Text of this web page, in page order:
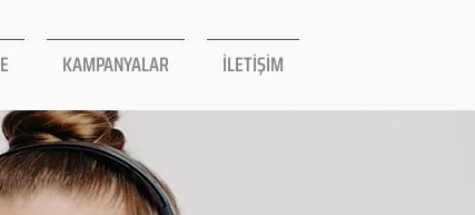
KAMPANYALAR İLETİŞİM